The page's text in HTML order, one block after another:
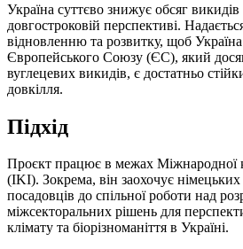
Україна суттєво знижує обсяг
довгостроковій перспективі.
відновленню та розвитку, щоб
Європейського Союзу (ЄС), який
вуглецевих викидів, є достатньо
довкілля.
Підхід
Проєкт працює в межах Міжнародної
(IKI). Зокрема, він заохочує німецьких
посадовців до спільної роботи над
міжсекторальних рішень для
клімату та біорізноманіття в Україні.